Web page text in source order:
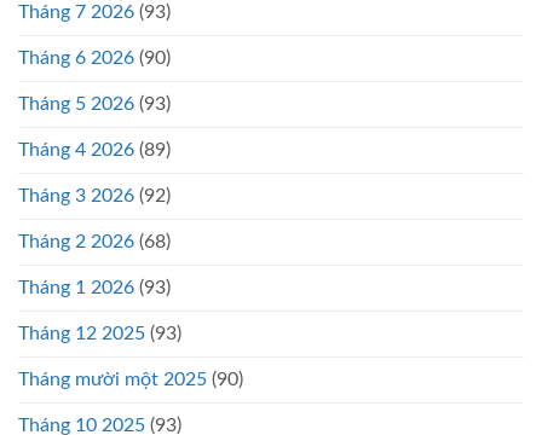
Tháng 7 2026 (93)
Tháng 6 2026 (90)
Tháng 5 2026 (93)
Tháng 4 2026 (89)
Tháng 3 2026 (92)
Tháng 2 2026 (68)
Tháng 1 2026 (93)
Tháng 12 2025 (93)
Tháng mười một 2025 (90)
Tháng 10 2025 (93)